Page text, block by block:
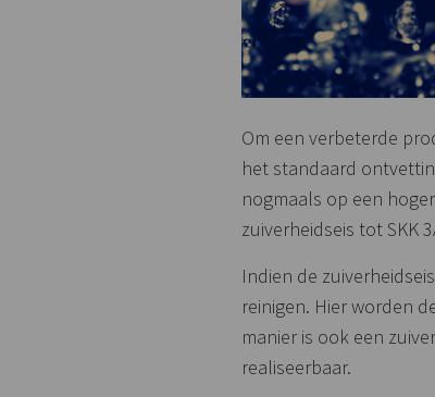
Om een verbeterde
het standaard
nogmaals op een
zuiverheidseis tot SKK
Indien de
reinigen. Hier worden
manier is ook een
realiseerbaar.